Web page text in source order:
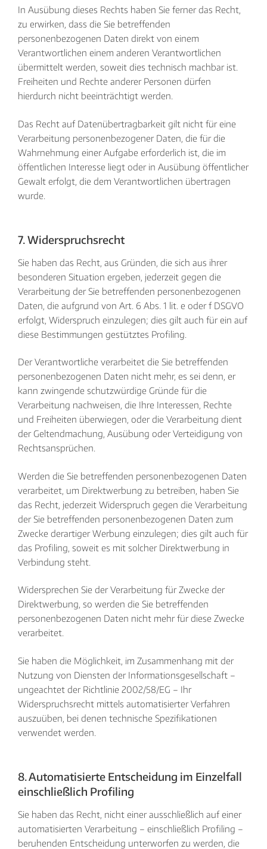
In Ausübung dieses Rechts haben Sie ferner das Recht,
zu erwirken, dass die Sie betreffenden
personenbezogenen Daten direkt von einem
Verantwortlichen einem anderen Verantwortlichen
übermittelt werden, soweit dies technisch machbar ist.
Freiheiten und Rechte anderer Personen dürfen
hierdurch nicht beeinträchtigt werden.
Das Recht auf Datenübertragbarkeit gilt nicht für eine
Verarbeitung personenbezogener Daten, die für die
Wahrnehmung einer Aufgabe erforderlich ist, die im
öffentlichen Interesse liegt oder in Ausübung öffentlicher
Gewalt erfolgt, die dem Verantwortlichen übertragen
wurde.
7. Widerspruchsrecht
Sie haben das Recht, aus Gründen, die sich aus ihrer
besonderen Situation ergeben, jederzeit gegen die
Verarbeitung der Sie betreffenden personenbezogenen
Daten, die aufgrund von Art. 6 Abs. 1 lit. e oder f DSGVO
erfolgt, Widerspruch einzulegen; dies gilt auch für ein auf
diese Bestimmungen gestütztes Profiling.
Der Verantwortliche verarbeitet die Sie betreffenden
personenbezogenen Daten nicht mehr, es sei denn, er
kann zwingende schutzwürdige Gründe für die
Verarbeitung nachweisen, die Ihre Interessen, Rechte
und Freiheiten überwiegen, oder die Verarbeitung dient
der Geltendmachung, Ausübung oder Verteidigung von
Rechtsansprüchen.
Werden die Sie betreffenden personenbezogenen Daten
verarbeitet, um Direktwerbung zu betreiben, haben Sie
das Recht, jederzeit Widerspruch gegen die Verarbeitung
der Sie betreffenden personenbezogenen Daten zum
Zwecke derartiger Werbung einzulegen; dies gilt auch für
das Profiling, soweit es mit solcher Direktwerbung in
Verbindung steht.
Widersprechen Sie der Verarbeitung für Zwecke der
Direktwerbung, so werden die Sie betreffenden
personenbezogenen Daten nicht mehr für diese Zwecke
verarbeitet.
Sie haben die Möglichkeit, im Zusammenhang mit der
Nutzung von Diensten der Informationsgesellschaft –
ungeachtet der Richtlinie 2002/58/EG – Ihr
Widerspruchsrecht mittels automatisierter Verfahren
auszuüben, bei denen technische Spezifikationen
verwendet werden.
8. Automatisierte Entscheidung im Einzelfall
einschließlich Profiling
Sie haben das Recht, nicht einer ausschließlich auf einer
automatisierten Verarbeitung – einschließlich Profiling –
beruhenden Entscheidung unterworfen zu werden, die